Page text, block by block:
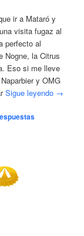
ir a Mataró y
visita fugaz al
perfecto al
Nogne, la Citrus
Eso si me lleve
y OMG
Sigue leyendo →